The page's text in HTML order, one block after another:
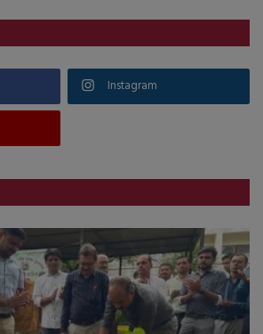
Instagram